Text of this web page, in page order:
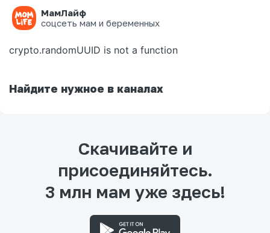
МамЛайф
соцсеть мам и беременных
Ошибка на странице
crypto.randomUUID is not a function
Найдите нужное в каналах
Скачивайте и
присоединяйтесь.
3 млн мам уже здесь!